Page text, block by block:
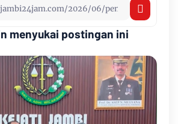
menyukai postingan ini